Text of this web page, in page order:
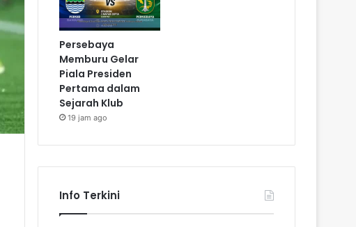
Persebaya
Memburu Gelar
Piala Presiden
Pertama dalam
Sejarah Klub
19 jam ago
Info Terkini